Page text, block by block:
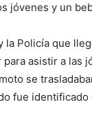
jóvenes y un
la Policía que
asistir a las
se
fue identificado